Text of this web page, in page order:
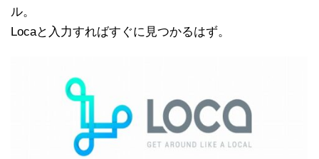
ル。
Locaと入力すればすぐに見つかるはず。